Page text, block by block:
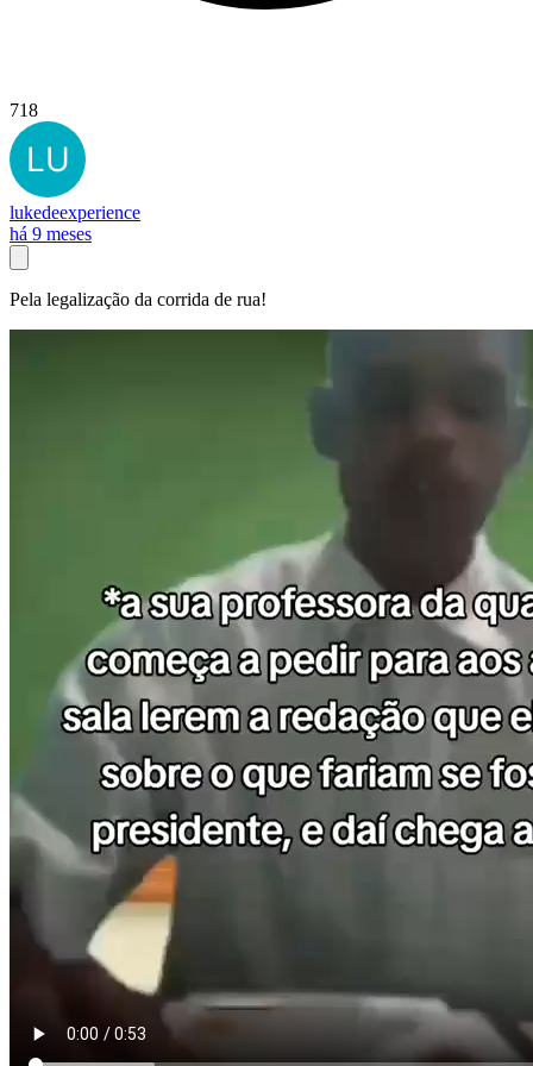
718
lukedeexperience
há 9 meses
Pela legalização da corrida de rua!